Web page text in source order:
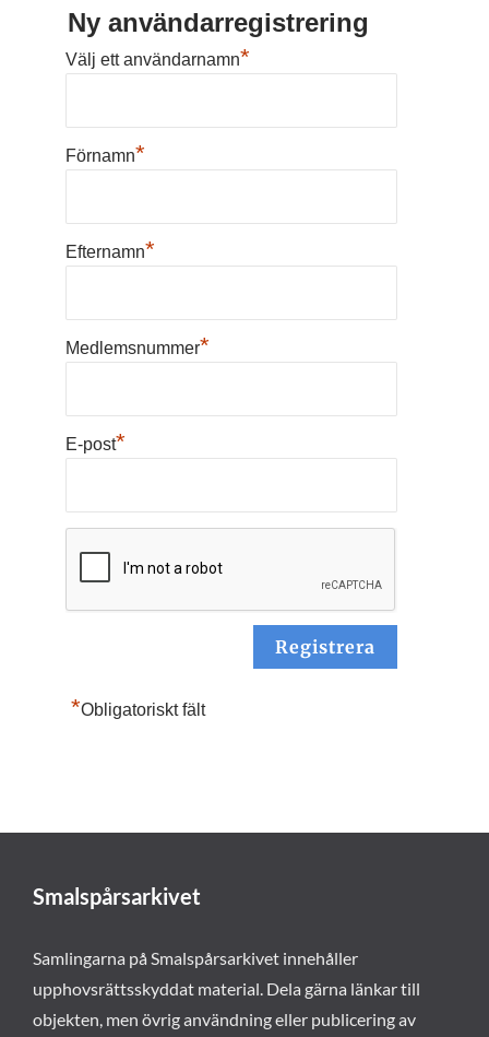
Ny användarregistrering
Välj ett användarnamn*
Förnamn*
Efternamn*
Medlemsnummer*
E-post*
*Obligatoriskt fält
Smalspårsarkivet
Samlingarna på Smalspårsarkivet innehåller
upphovsrättsskyddat material. Dela gärna länkar till
objekten, men övrig användning eller publicering av